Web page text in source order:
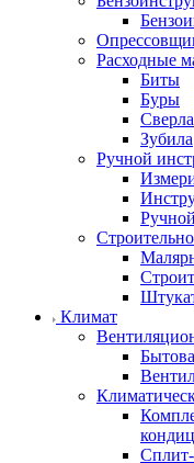
Расходные
Биты
Буры
Сверла
Зубила
Ручной
Климат